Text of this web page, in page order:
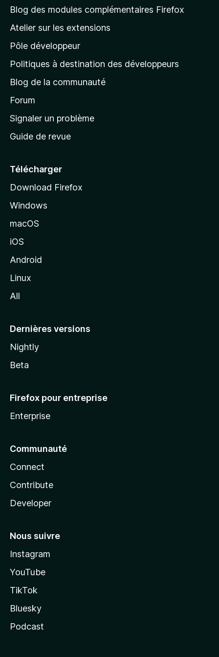
l
p
a
g
d
a
c
e
l
d
o
z
l
Blog des modules complémentaires Firefox
Atelier sur les extensions
Pôle développeur
Politiques à destination des développeurs
Blog de la communauté
Forum
Signaler un problème
Guide de revue
Télécharger
Download Firefox
Windows
macOS
iOS
Android
Linux
All
Dernières versions
Nightly
Beta
Firefox pour entreprise
Enterprise
Communauté
Connect
Contribute
Developer
Nous suivre
Instagram
YouTube
TikTok
Bluesky
Podcast